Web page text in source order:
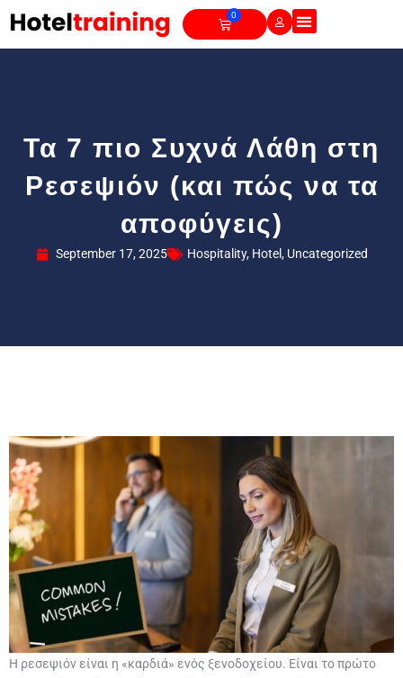
0
Cart
Τα 7 πιο Συχνά Λάθη στη
Ρεσεψιόν (και πώς να τα
αποφύγεις)
September 17, 2025 Hospitality, Hotel, Uncategorized
Η ρεσεψιόν είναι η «καρδιά» ενός ξενοδοχείου. Είναι το πρώτο